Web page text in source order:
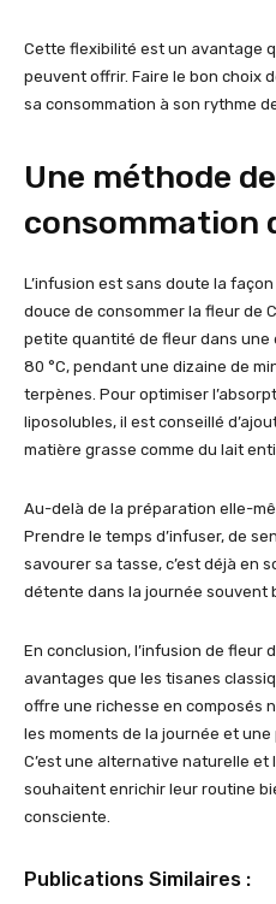
Cette flexibilité est un avantage
peuvent offrir. Faire le bon choix
sa consommation à son rythme
Une méthode de
consommation
L’infusion est sans doute la
douce de consommer la fleur de
petite quantité de fleur dans une
80 °C, pendant une dizaine de
terpènes. Pour optimiser
liposolubles, il est conseillé
matière grasse comme du lait
Au-delà de la préparation elle-
Prendre le temps d’infuser, de
savourer sa tasse, c’est déjà en
détente dans la journée souvent
En conclusion, l’infusion de fleur
avantages que les tisanes
offre une richesse en composés
les moments de la journée et
C’est une alternative naturelle et
souhaitent enrichir leur routine
consciente.
Publications Similaires :